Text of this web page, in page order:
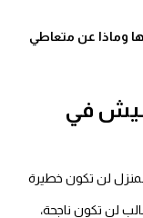
وماذا عن متعاطي
في
لن تكون خطيرة
لن تكون ناجحة،